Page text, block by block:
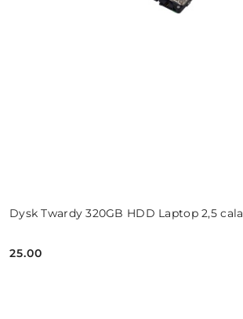
Dysk Twardy 320GB HDD Laptop 2,5 cala
Cena:
25.00